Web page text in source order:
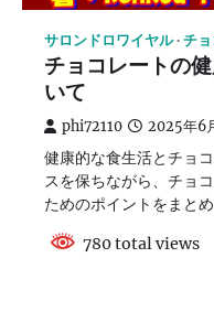
サロンドロワイヤル チョ
チョコレートの
いて
phi72110 2025年6
健康的な食生活とチョ
スを保ちながら、チョ
ためのポイントをまとめ
780 total views